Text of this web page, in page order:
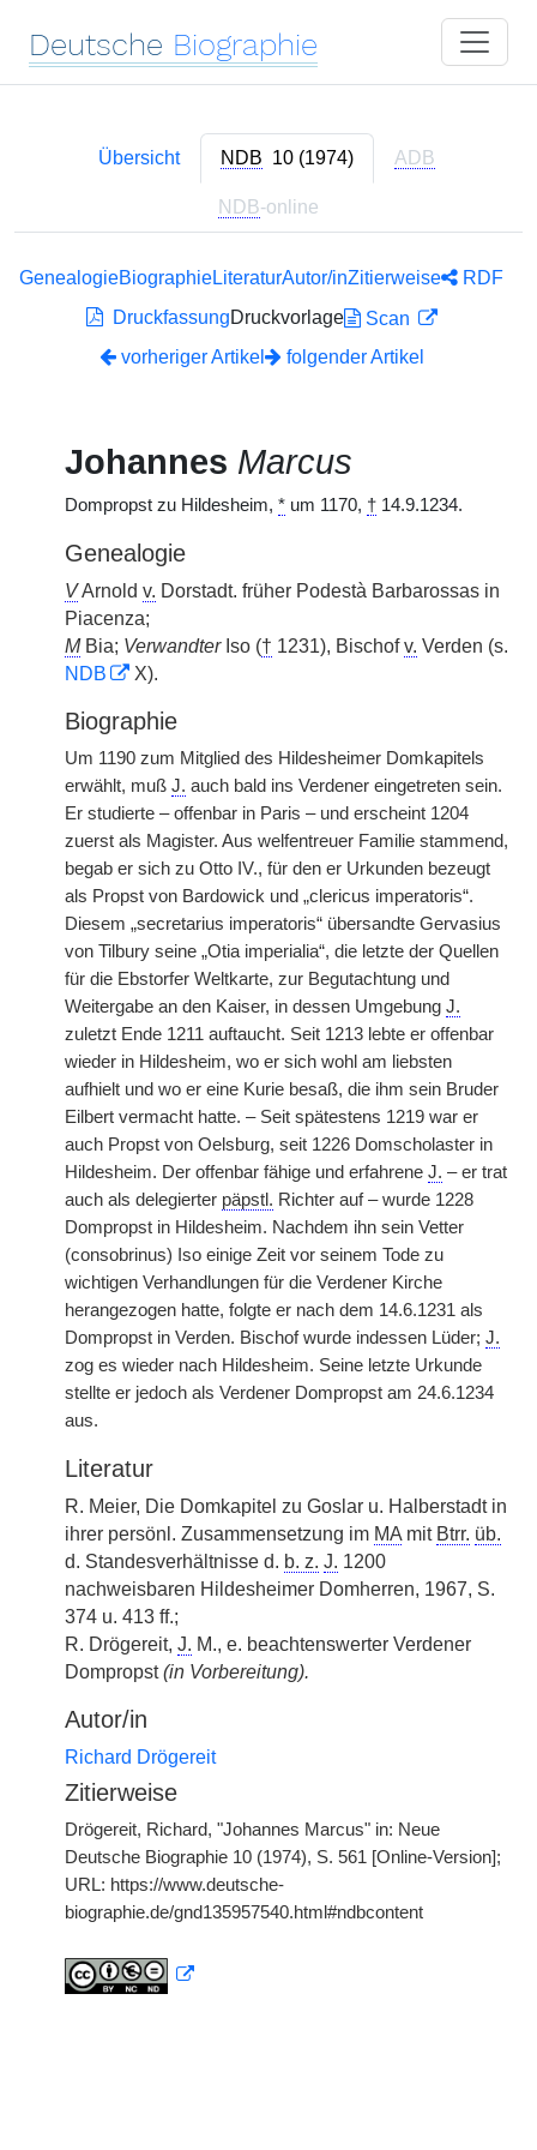
Deutsche Biographie
Übersicht NDB 10 (1974) ADB
NDB-online
GenealogieBiographieLiteraturAutor/inZitierweise
RDF
DruckfassungDruckvorlage
Scan
vorheriger Artikel
folgender Artikel
Johannes Marcus
Dompropst zu Hildesheim, * um 1170, † 14.9.1234.
Genealogie
VArnold v. Dorstadt. früher Podestà Barbarossas in
Piacenza;
MBia; VerwandterIso († 1231), Bischofv. Verden (s.
NDB
X).
Biographie
Um 1190 zum Mitglied des Hildesheimer Domkapitels
erwählt, muß J. auch bald ins Verdener eingetreten sein.
Er studierte – offenbar in Paris – und erscheint 1204
zuerst als Magister. Aus welfentreuer Familie stammend,
begab er sich zu Otto IV., für den er Urkunden bezeugt
als Propst von Bardowick und „clericus imperatoris“.
Diesem „secretarius imperatoris“ übersandte Gervasius
von Tilbury seine „Otia imperialia“, die letzte der Quellen
für die Ebstorfer Weltkarte, zur Begutachtung und
Weitergabe an den Kaiser, in dessen Umgebung J.
zuletzt Ende 1211 auftaucht. Seit 1213 lebte er offenbar
wieder in Hildesheim, wo er sich wohl am liebsten
aufhielt und wo er eine Kurie besaß, die ihm sein Bruder
Eilbert vermacht hatte. – Seit spätestens 1219 war er
auch Propst von Oelsburg, seit 1226 Domscholaster in
Hildesheim. Der offenbar fähige und erfahrene J. – er trat
auch als delegierter päpstl. Richter auf – wurde 1228
Dompropst in Hildesheim. Nachdem ihn sein Vetter
(consobrinus) Iso einige Zeit vor seinem Tode zu
wichtigen Verhandlungen für die Verdener Kirche
herangezogen hatte, folgte er nach dem 14.6.1231 als
Dompropst in Verden. Bischof wurde indessen Lüder; J.
zog es wieder nach Hildesheim. Seine letzte Urkunde
stellte er jedoch als Verdener Dompropst am 24.6.1234
aus.
Literatur
R. Meier, Die Domkapitel zu Goslar u. Halberstadt in
ihrer persönl. Zusammensetzung im MA mit Btrr. üb.
d. Standesverhältnisse d. b. z. J. 1200
nachweisbaren Hildesheimer Domherren, 1967, S.
374 u. 413 ff.;
R. Drögereit, J. M., e. beachtenswerter Verdener
Dompropst(in Vorbereitung).
Autor/in
Richard Drögereit
Zitierweise
Drögereit, Richard, "Johannes Marcus" in: Neue
Deutsche Biographie 10 (1974), S. 561 [Online-Version];
URL: https://www.deutsche-
biographie.de/gnd135957540.html#ndbcontent